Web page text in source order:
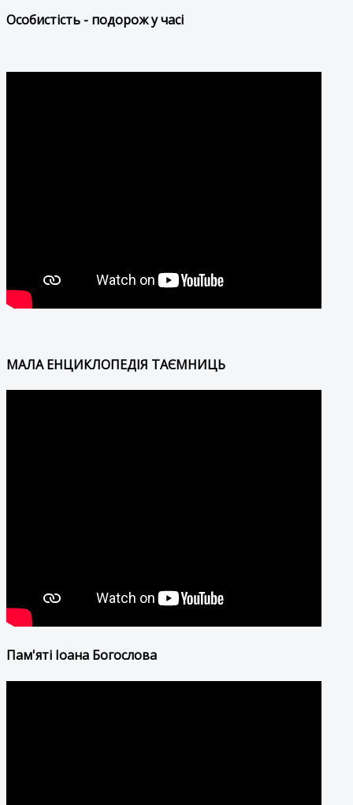
Особистість - подорож у часі
МАЛА ЕНЦИКЛОПЕДІЯ ТАЄМНИЦЬ
Пам'яті Іоана Богослова